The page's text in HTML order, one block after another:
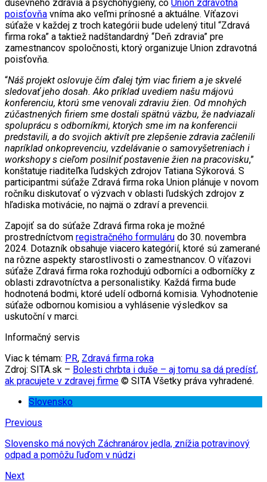
duševného zdravia a psychohygieny, čo Union zdravotná
poisťovňa vníma ako veľmi prínosné a aktuálne. Víťazovi
súťaže v každej z troch kategórii bude udelený titul “Zdravá
firma roka” a taktiež nadštandardný “Deň zdravia” pre
zamestnancov spoločnosti, ktorý organizuje Union zdravotná
poisťovňa.
“Náš projekt oslovuje čím ďalej tým viac firiem a je skvelé
sledovať jeho dosah. Ako príklad uvediem našu májovú
konferenciu, ktorú sme venovali zdraviu žien. Od mnohých
zúčastnených firiem sme dostali spätnú väzbu, že nadviazali
spoluprácu s odborníkmi, ktorých sme im na konferencii
predstavili, a do svojich aktivít pre zlepšenie zdravia začlenili
napríklad onkoprevenciu, vzdelávanie o samovyšetreniach i
workshopy s cieľom posilniť postavenie žien na pracovisku,”
konštatuje riaditeľka ľudských zdrojov Tatiana Sýkorová. S
participantmi súťaže Zdravá firma roka Union plánuje v novom
ročníku diskutovať o výzvach v oblasti ľudských zdrojov z
hľadiska motivácie, no najmä o zdraví a prevencii.
Zapojiť sa do súťaže Zdravá firma roka je možné
prostredníctvom registračného formuláru do 30. novembra
2024. Dotazník obsahuje viacero kategórií, ktoré sú zamerané
na rôzne aspekty starostlivosti o zamestnancov. O víťazovi
súťaže Zdravá firma roka rozhodujú odborníci a odborníčky z
oblasti zdravotníctva a personalistiky. Každá firma bude
hodnotená bodmi, ktoré udelí odborná komisia. Vyhodnotenie
súťaže odbornou komisiou a vyhlásenie výsledkov sa
uskutoční v marci.
Informačný servis
Viac k témam: PR, Zdravá firma roka
Zdroj: SITA.sk – Bolesti chrbta i duše – aj tomu sa dá predísť,
ak pracujete v zdravej firme © SITA Všetky práva vyhradené.
Slovensko
Previous
Slovensko má nových Záchranárov jedla, znížia potravinový
odpad a pomôžu ľuďom v núdzi
Next